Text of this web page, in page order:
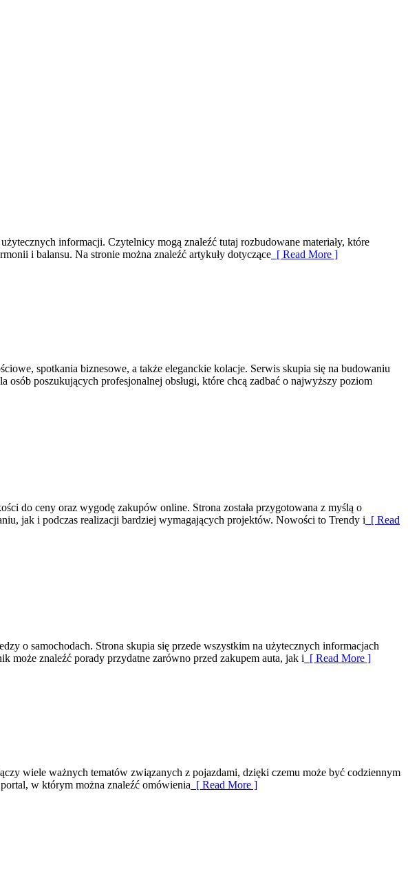
informacji. Czytelnicy mogą znaleźć tutaj rozbudowane materiały, które
i balansu. Na stronie można znaleźć artykuły dotyczące [ Read More ]
spotkania biznesowe, a także eleganckie kolacje. Serwis skupia się na budowaniu
poszukujących profesjonalnej obsługi, które chcą zadbać o najwyższy poziom
do ceny oraz wygodę zakupów online. Strona została przygotowana z myślą o
jak i podczas realizacji bardziej wymagających projektów. Nowości to Trendy i [ Read
o samochodach. Strona skupia się przede wszystkim na użytecznych informacjach
może znaleźć porady przydatne zarówno przed zakupem auta, jak i [ Read More ]
wiele ważnych tematów związanych z pojazdami, dzięki czemu może być codziennym
w którym można znaleźć omówienia [ Read More ]